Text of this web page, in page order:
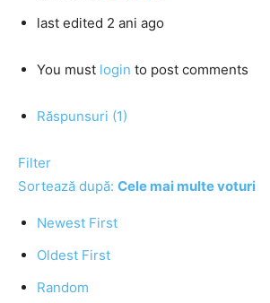
last edited 2 ani ago
You must login to post comments
Răspunsuri (1)
Filter
Sortează după: Cele mai multe voturi
Newest First
Oldest First
Random